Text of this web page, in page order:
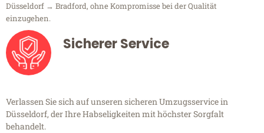
Düsseldorf → Bradford, ohne Kompromisse bei der Qualität
einzugehen.
Sicherer Service
Verlassen Sie sich auf unseren sicheren Umzugsservice in
Düsseldorf, der Ihre Habseligkeiten mit höchster Sorgfalt
behandelt.